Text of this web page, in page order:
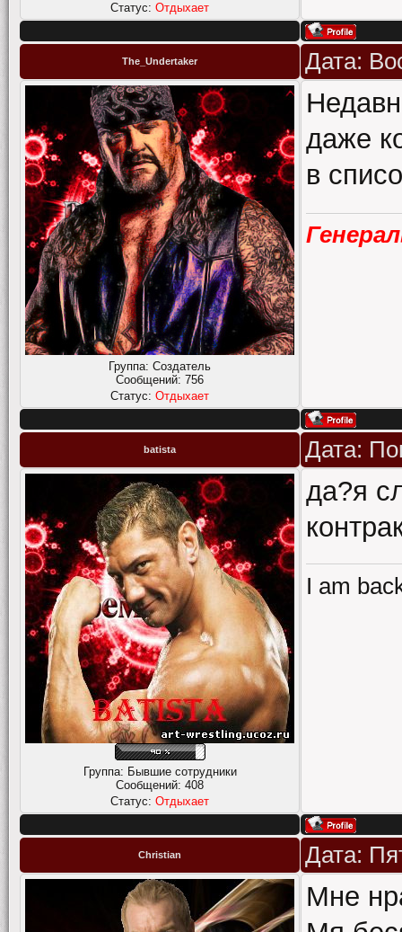
Статус: Отдыхает
The_Undertaker Дата:
Группа: Создатель
Сообщений: 756
Статус: Отдыхает
даже
в
batista Дата:
Группа: Бывшие сотрудники
Сообщений: 408
Статус: Отдыхает
да?я
I am
Christian Дата:
Мне